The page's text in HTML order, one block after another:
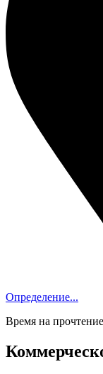
Определение...
Время на